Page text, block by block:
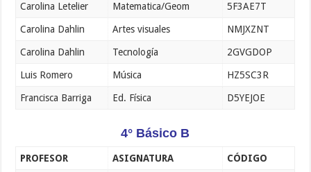
Carolina Letelier Matematica/Geom 5F3AE7T
Carolina Dahlin Artes visuales NMJXZNT
Carolina Dahlin Tecnología 2GVGDOP
Luis Romero Música HZ5SC3R
Francisca Barriga Ed. Física D5YEJOE
4° Básico B
PROFESOR ASIGNATURA CÓDIGO